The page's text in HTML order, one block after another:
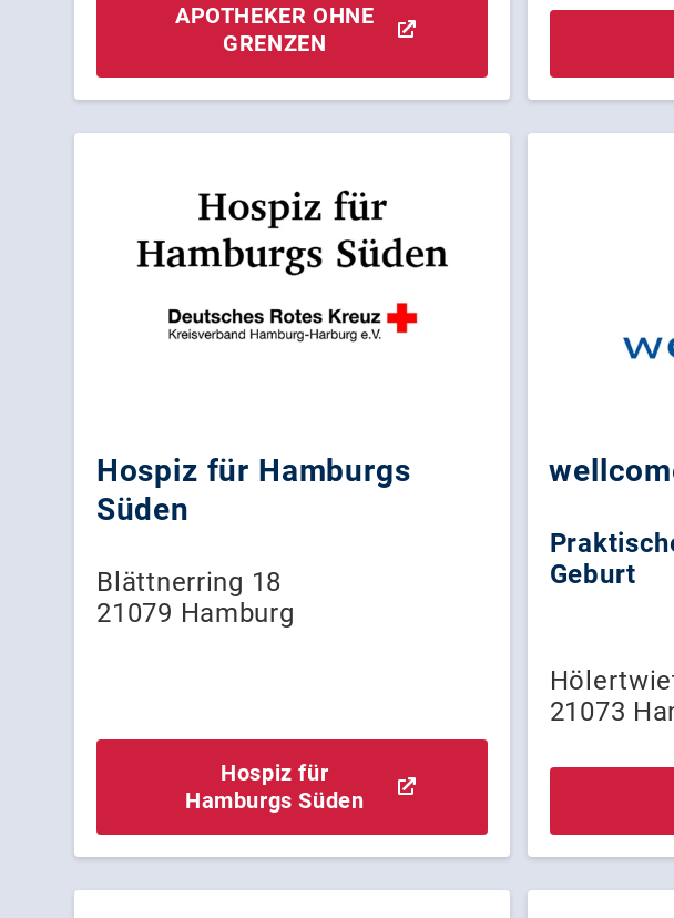
APOTHEKER OHNE
GRENZEN
Hospiz für Hamburgs
Süden
Blättnerring 18
21079 Hamburg
Hospiz für
Hamburgs Süden
Geburt
21073